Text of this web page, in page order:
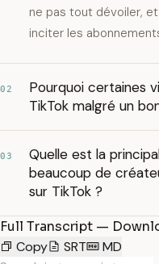
ne pas tout dévoiler,
inciter les
02
Pourquoi certaines
TikTok malgré un
03
Quelle est la
beaucoup de
sur TikTok ?
Full Transcript —
Copy
SRT MD